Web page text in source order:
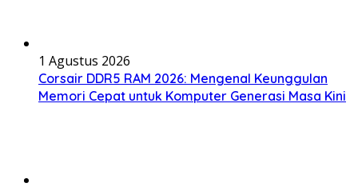
1 Agustus 2026
Corsair DDR5 RAM 2026: Mengenal Keunggulan
Memori Cepat untuk Komputer Generasi Masa Kini